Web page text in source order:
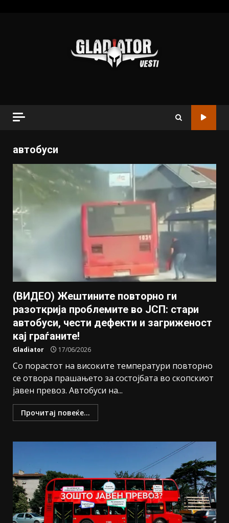
автобуси
(ВИДЕО) Жештините повторно ги
разоткрија проблемите во ЈСП: стари
автобуси, чести дефекти и загриженост
кај граѓаните!
Gladiator 17/06/2026
Со порастот на високите температури повторно
се отвора прашањето за состојбата во скопскиот
јавен превоз. Автобуси на...
Прочитај повеќе...